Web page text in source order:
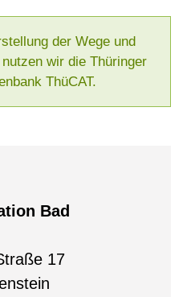
der Wege und
wir die Thüringer
ThüCAT.
Bad
17